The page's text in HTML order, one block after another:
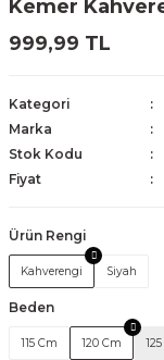
Kemer
999,99 TL
Kategori
Marka
Stok Kodu
Fiyat
Ürün Rengi
Kahverengi Siyah
Beden
115 Cm 120 Cm